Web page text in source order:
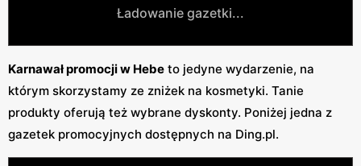
Ładowanie gazetki...
Karnawał promocji w Hebe to jedyne wydarzenie, na
którym skorzystamy ze zniżek na kosmetyki. Tanie
produkty oferują też wybrane dyskonty. Poniżej jedna z
gazetek promocyjnych dostępnych na Ding.pl.